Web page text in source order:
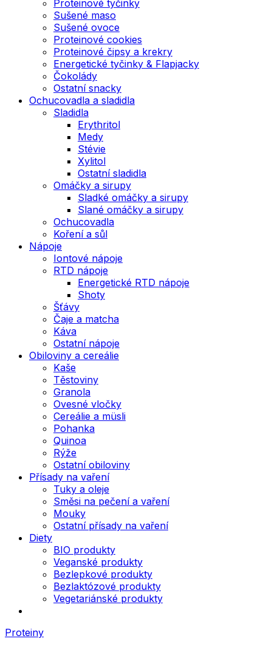
Proteinové tyčinky
Sušené maso
Sušené ovoce
Proteinové cookies
Proteinové čipsy a krekry
Energetické tyčinky & Flapjacky
Čokolády
Ostatní snacky
Ochucovadla a sladidla
Sladidla
Erythritol
Medy
Stévie
Xylitol
Ostatní sladidla
Omáčky a sirupy
Sladké omáčky a sirupy
Slané omáčky a sirupy
Ochucovadla
Koření a sůl
Nápoje
Iontové nápoje
RTD nápoje
Energetické RTD nápoje
Shoty
Šťávy
Čaje a matcha
Káva
Ostatní nápoje
Obiloviny a cereálie
Kaše
Těstoviny
Granola
Ovesné vločky
Cereálie a müsli
Pohanka
Quinoa
Rýže
Ostatní obiloviny
Přísady na vaření
Tuky a oleje
Směsi na pečení a vaření
Mouky
Ostatní přísady na vaření
Diety
BIO produkty
Veganské produkty
Bezlepkové produkty
Bezlaktózové produkty
Vegetariánské produkty
Proteiny